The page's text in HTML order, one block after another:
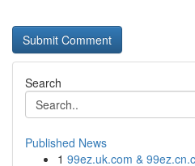
Search
Published News
1 99ez.uk.com &